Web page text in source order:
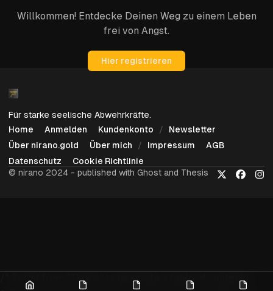
Willkommen! Entdecke Deinen Weg zu einem Leben
frei von Angst.
Hier registrieren
Für starke seelische Abwehrkräfte.
Home
Anmelden Kundenkonto
Newsletter
Über nirano.gold
Über mich Impressum
AGB
Datenschutz
Cookie Richtlinie
© nirano 2024 - published with Ghost and Thesis
X
Home Anmelden KundenkontoNewsletter Über
/* Script from "Thesis" to generate a table of contents